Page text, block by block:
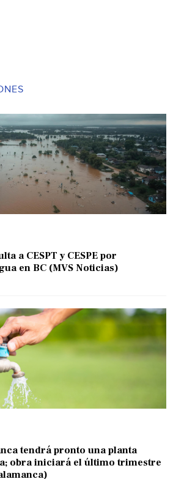
a CESPT y CESPE por
en BC (MVS Noticias)
tendrá pronto una planta
obra iniciará el último trimestre